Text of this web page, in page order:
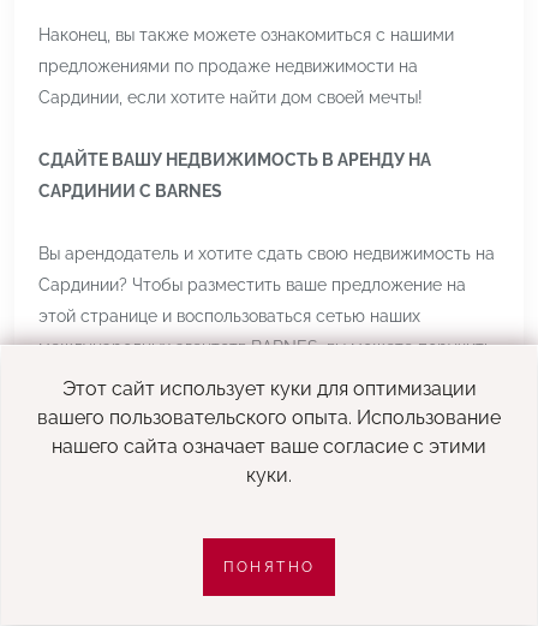
ФИЛЬТРЫ
Наконец, вы также можете ознакомиться с нашими
предложениями по продаже недвижимости на
Сардинии, если хотите найти дом своей мечты!
СДАЙТЕ ВАШУ НЕДВИЖИМОСТЬ В АРЕНДУ НА
САРДИНИИ С BARNES
Вы арендодатель и хотите сдать свою недвижимость на
Сардинии? Чтобы разместить ваше предложение на
этой странице и воспользоваться сетью наших
международных агентств BARNES, вы можете поручить
управление арендой вашей недвижимости нашим
консультантам по сезонной аренде.
Специализируясь на аренде престижной
помогут вам в реализации проекта аренды
недвижимости. Мы посоветуем, как лучше представить
вашу недвижимость и установить правильную цену за
Этот сайт использует куки для оптимизации
вашего пользовательского опыта. Использование
нашего сайта означает ваше согласие с этими
куки.
ПОНЯТНО